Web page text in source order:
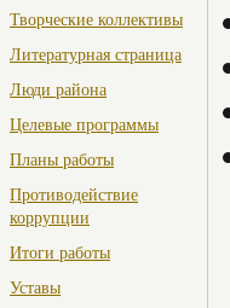
Творческие коллективы
Литературная страница
Люди района
Целевые программы
Планы работы
Противодействие
коррупции
Итоги работы
Уставы